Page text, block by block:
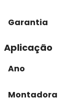
Garantia
Aplicação
Ano
Montadora